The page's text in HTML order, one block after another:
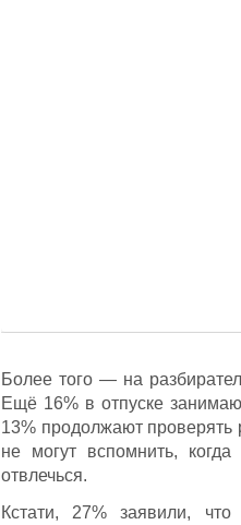
Более того — на
Ещё 16% в отпуске
13% продолжают проверять
не могут вспомнить,
отвлечься.
Кстати, 27% заявили,